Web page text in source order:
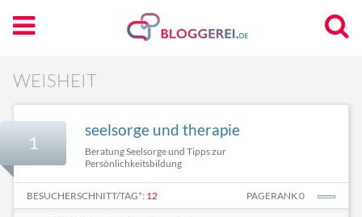
WEISHEIT
1
seelsorge und therapie
Beratung Seelsorge und Tipps zur
Persönlichkeitsbildung
BESUCHERSCHNITT/TAG*: 12 PAGERANK 0